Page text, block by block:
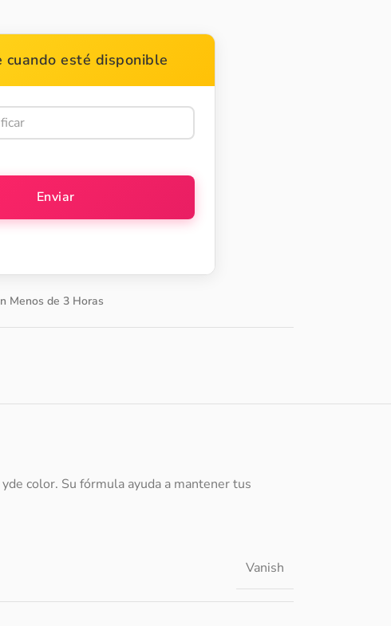
cuando esté disponible
Menos de 3 Horas
color. Su fórmula ayuda a mantener tus
Vanish